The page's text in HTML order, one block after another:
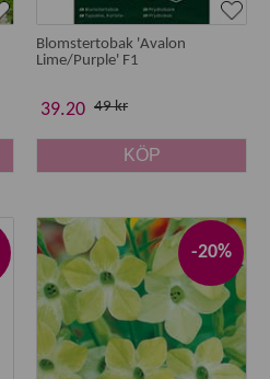
Blomstertobak 'Avalon
Lime/Purple' F1
39.20 49 kr
KÖP
-20%